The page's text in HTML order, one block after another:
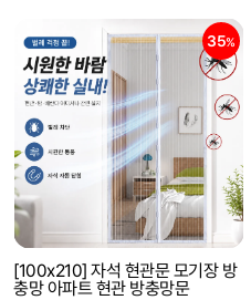
35%
[100x210] 자석 현관문 모기장 방
충망 아파트 현관 방충망문